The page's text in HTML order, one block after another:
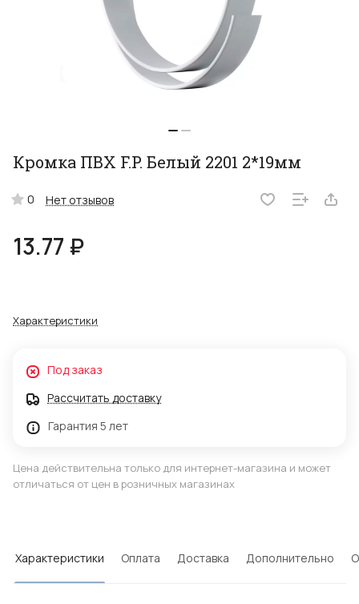
Кромка ПВХ F.P. Белый 2201 2*19мм
0 Нет отзывов
13.77 ₽
Характеристики
Под заказ
Рассчитать доставку
Гарантия 5 лет
Цена действительна только для интернет-магазина и может
отличаться от цен в розничных магазинах
Характеристики Оплата Доставка Дополнительно